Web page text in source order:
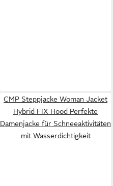
CMP Steppjacke Woman Jacket
Hybrid FIX Hood Perfekte
Damenjacke für Schneeaktivitäten
mit Wasserdichtigkeit